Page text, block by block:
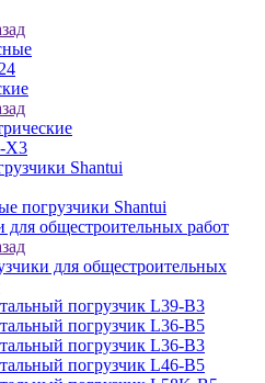
X3
Shantui
погрузчики Shantui
для общестроительных работ
для общестроительных
погрузчик L39-B3
погрузчик L36-B5
погрузчик L36-B3
погрузчик L46-B5